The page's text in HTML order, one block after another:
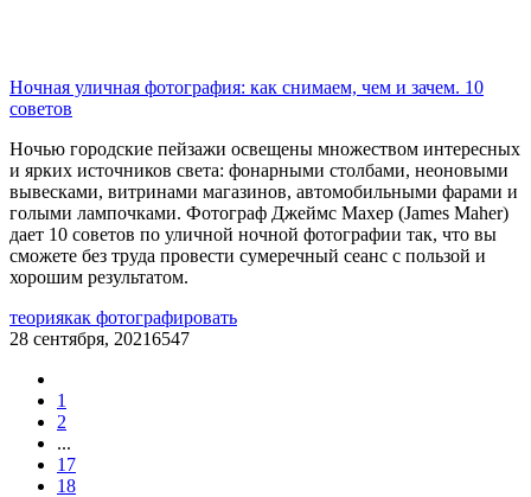
Ночная уличная фотография: как снимаем, чем и зачем. 10
советов
Ночью городские пейзажи освещены множеством интересных
и ярких источников света: фонарными столбами, неоновыми
вывесками, витринами магазинов, автомобильными фарами и
голыми лампочками. Фотограф Джеймс Махер (James Maher)
дает 10 советов по уличной ночной фотографии так, что вы
сможете без труда провести сумеречный сеанс с пользой и
хорошим результатом.
теориякак фотографировать
28 сентября, 20216547
1
2
...
17
18